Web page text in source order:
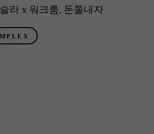
슬라 x 워크룸, 돈쭐내자